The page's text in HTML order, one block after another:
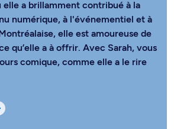
elle a brillamment contribué à la
numérique, à l'événementiel et à
elle est amoureuse de
qu’elle a à offrir. Avec Sarah, vous
comique, comme elle a le rire